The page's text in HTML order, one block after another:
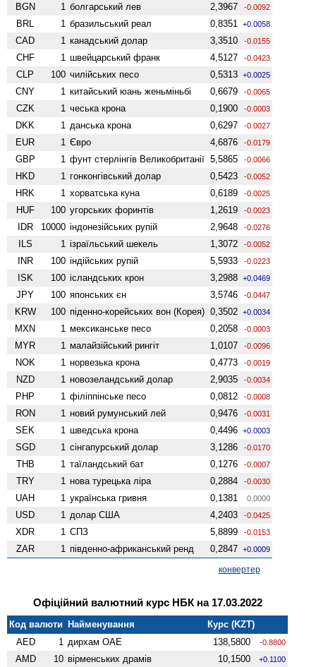
BGN 1 болгарський лев 2,3967 -0.0092
BRL 1 бразильський реал 0,8351 +0.0058
CAD 1 канадський долар 3,3510 -0.0155
CHF 1 швейцарський франк 4,5127 -0.0423
CLP 100 чилійських песо 0,5313 +0.0025
CNY 1 китайський юань женьмiньбi 0,6679 -0.0065
CZK 1 чеська крона 0,1900 -0.0003
DKK 1 данська крона 0,6297 -0.0027
EUR 1 Євро 4,6876 -0.0179
GBP 1 фунт стерлінгів Велико­британії 5,5865 -0.0066
HKD 1 гонконгівський долар 0,5423 -0.0052
HRK 1 хорватська куна 0,6189 -0.0025
HUF 100 угорських форинтів 1,2619 -0.0023
IDR 10000 індонезійських рупій 2,9648 -0.0276
ILS 1 ізраїльський шекель 1,3072 -0.0052
INR 100 індійських рупій 5,5933 -0.0223
ISK 100 ісландських крон 3,2988 +0.0469
JPY 100 японських єн 3,5746 -0.0447
KRW 100 піденно-корейських вон (Корея) 0,3502 +0.0034
MXN 1 мексиканське песо 0,2058 -0.0003
MYR 1 малайзійський рингіт 1,0107 -0.0096
NOK 1 норвезька крона 0,4773 -0.0019
NZD 1 ново­зеландський долар 2,9035 -0.0034
PHP 1 філіппінське песо 0,0812 -0.0008
RON 1 новий румунський лей 0,9476 -0.0031
SEK 1 шведська крона 0,4496 +0.0003
SGD 1 сінгапурський долар 3,1286 -0.0170
THB 1 таїландський бат 0,1276 -0.0007
TRY 1 нова турецька ліра 0,2884 -0.0030
UAH 1 українська гривня 0,1381 0.0000
USD 1 долар США 4,2403 -0.0425
XDR 1 СПЗ 5,8899 -0.0153
ZAR 1 південно-африканський ренд 0,2847 +0.0009
конвертер
Офіційний валютний курс НБК на 17.03.2022
Код валюти Найменування
Курс (KZT)
AED
1 дирхам ОАЕ 138,5800 -0.8800
AMD 10 вiрменських драмів 10,1500 +0.1100